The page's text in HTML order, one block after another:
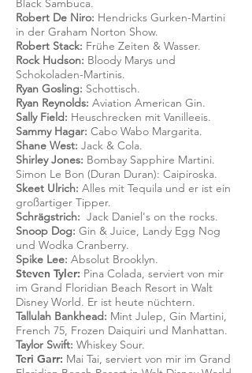
Black Sambuca.
Robert De Niro: Hendricks Gurken-Martini
in der Graham Norton Show.
Robert Stack: Frühe Zeiten & Wasser.
Rock Hudson: Bloody Marys und
Schokoladen-Martinis.
Ryan Gosling: Schottisch.
Ryan Reynolds: Aviation American Gin.
Sally Field: Heuschrecken mit Vanilleeis.
Sammy Hagar: Cabo Wabo Margarita.
Shane West: Jack & Cola.
Shirley Jones: Bombay Sapphire Martini.
Simon Le Bon (Duran Duran): Caipiroska.
Skeet Ulrich: Alles mit Tequila und er ist ein
großartiger Tipper.
Schrägstrich: Jack Daniel's on the rocks.
Snoop Dog: Gin & Juice, Landy Egg Nog
und Wodka Cranberry.
Spike Lee: Absolut Brooklyn.
Steven Tyler: Pina Colada, serviert von mir
im Grand Floridian Beach Resort in Walt
Disney World. Er ist heute nüchtern.
Tallulah Bankhead: Mint Julep, Gin Martini,
French 75, Frozen Daiquiri und Manhattan.
Taylor Swift: Whiskey Sour.
Teri Garr: Mai Tai, serviert von mir im Grand